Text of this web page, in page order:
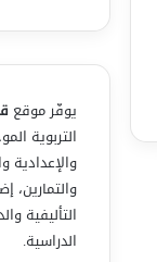
يوفّر موقع
التربوية
والإعدادية
التأليفية
الدراسية.